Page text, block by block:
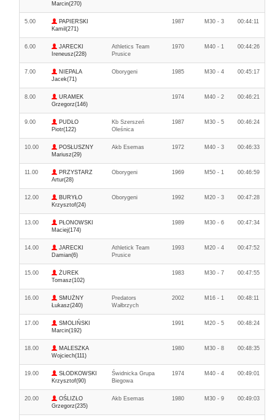
Marcin(270)
5.00
PAPIERSKI
Kamil(271)
1987 M30 - 3 00:44:11
6.00
JARECKI
Ireneusz(228)
Athletics Team
Prusice
1970 M40 - 1 00:44:26
7.00
NIEPALA
Jacek(71)
Oborygeni 1985 M30 - 4 00:45:17
8.00
URAMEK
Grzegorz(146)
1974 M40 - 2 00:46:21
9.00
PUDŁO
Piotr(122)
Kb Szerszeń
Oleśnica
1987 M30 - 5 00:46:24
10.00
POSŁUSZNY
Mariusz(29)
Akb Esemas 1972 M40 - 3 00:46:33
11.00
PRZYSTARZ
Artur(28)
Oborygeni 1969 M50 - 1 00:46:59
12.00
BURYŁO
Krzysztof(24)
Oborygeni 1992 M20 - 3 00:47:28
13.00
PŁONOWSKI
Maciej(174)
1989 M30 - 6 00:47:34
14.00
JARECKI
Damian(6)
Athletick Team
Prusice
1993 M20 - 4 00:47:52
15.00
ŻUREK
Tomasz(102)
1983 M30 - 7 00:47:55
16.00
SMUŻNY
Łukasz(240)
Predators
Wałbrzych
2002 M16 - 1 00:48:11
17.00
SMOLIŃSKI
Marcin(192)
1991 M20 - 5 00:48:24
18.00
MALESZKA
Wojciech(111)
1980 M30 - 8 00:48:35
19.00
SŁODKOWSKI
Krzysztof(90)
Świdnicka Grupa
Biegowa
1974 M40 - 4 00:49:01
20.00
OŚLIZŁO
Grzegorz(235)
Akb Esemas 1980 M30 - 9 00:49:03